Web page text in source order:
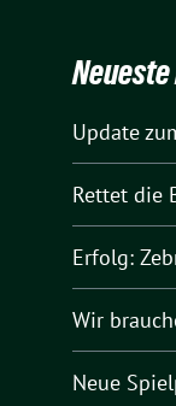
Update
Rettet die
Erfolg:
Wir
Neue